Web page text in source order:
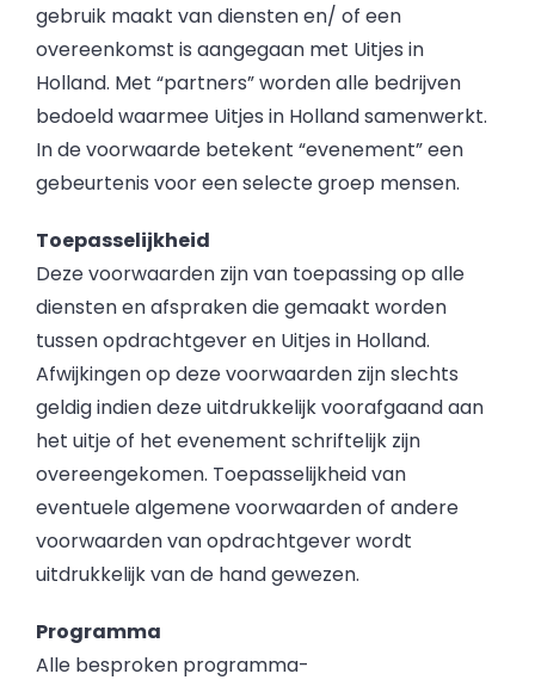
gebruik maakt van diensten en/ of een
overeenkomst is aangegaan met Uitjes in
Holland. Met “partners” worden alle bedrijven
bedoeld waarmee Uitjes in Holland samenwerkt.
In de voorwaarde betekent “evenement” een
gebeurtenis voor een selecte groep mensen.
Toepasselijkheid
Deze voorwaarden zijn van toepassing op alle
diensten en afspraken die gemaakt worden
tussen opdrachtgever en Uitjes in Holland.
Afwijkingen op deze voorwaarden zijn slechts
geldig indien deze uitdrukkelijk voorafgaand aan
het uitje of het evenement schriftelijk zijn
overeengekomen. Toepasselijkheid van
eventuele algemene voorwaarden of andere
voorwaarden van opdrachtgever wordt
uitdrukkelijk van de hand gewezen.
Programma
Alle besproken programma-